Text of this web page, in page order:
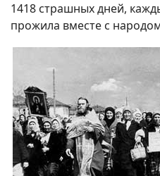
1418 страшных дней,
прожила вместе с